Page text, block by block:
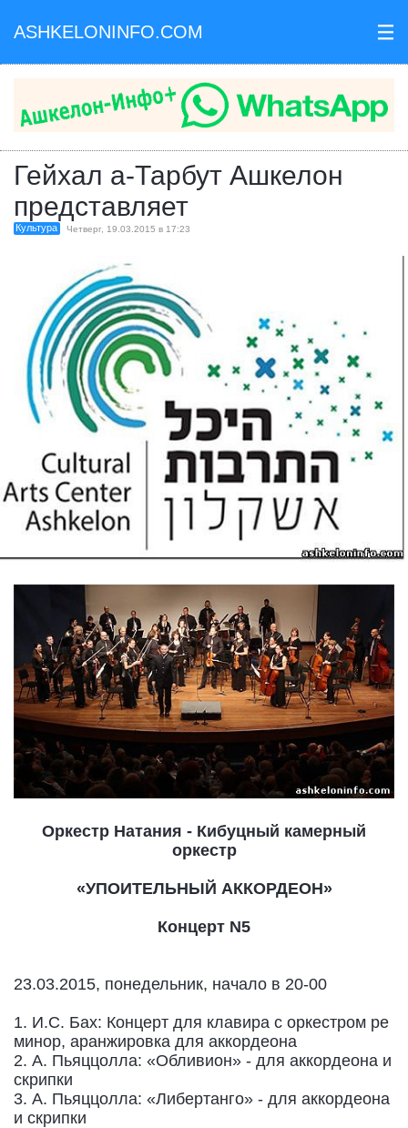
ASHKELONINFO.COM III
Гейхал а-Тарбут Ашкелон
представляет
Культура Четверг, 19.03.2015 в 17:23
Оркестр Натания - Кибуцный камерный
оркестр
«УПОИТЕЛЬНЫЙ АККОРДЕОН»
Концерт N5
23.03.2015, понедельник, начало в 20-00
1. И.С. Бах: Концерт для клавира с оркестром ре
минор, аранжировка для аккордеона
2. А. Пьяццолла: «Обливион» - для аккордеона и
скрипки
3. А. Пьяццолла: «Либертанго» - для аккордеона
и скрипки